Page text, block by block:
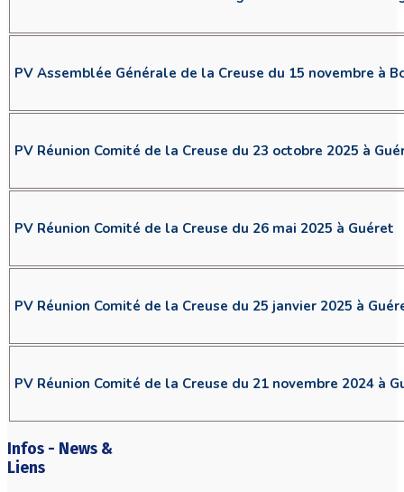
PV Assemblée Générale de la Creuse du 15 novembre à
PV Réunion Comité de la Creuse du 23 octobre 2025 à
PV Réunion Comité de la Creuse du 26 mai 2025 à Guéret
PV Réunion Comité de la Creuse du 25 janvier 2025 à
PV Réunion Comité de la Creuse du 21 novembre 2024 à
Infos - News &
Liens